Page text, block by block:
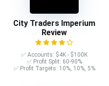
City Traders Imperium
Review
✅ Accounts: $4K - $100K
✅ Profit Split: 60-90%
✅ Profit Targets: 10%, 10%, 5%